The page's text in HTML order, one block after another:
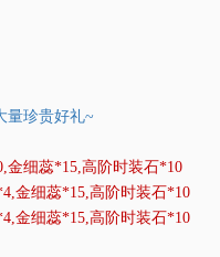
量珍贵好礼~
金细蕊*15,高阶时装石*10
金细蕊*15,高阶时装石*10
金细蕊*15,高阶时装石*10